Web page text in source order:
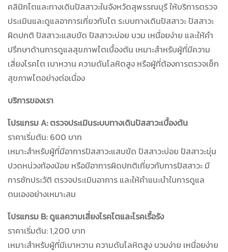
คลินิกไตและทางเดินปัสสาวะในจังหวัดสุพรรณบุรี ให้บริการตรวจ
ประเมินและดูแลอาการเกี่ยวกับไต ระบบทางเดินปัสสาวะ ปัสสาวะ
ผิดปกติ ปัสสาวะแสบขัด ปัสสาวะบ่อย บวม เหนื่อยง่าย และให้คำ
ปรึกษาด้านการดูแลสุขภาพไตเบื้องต้น เหมาะสำหรับผู้ที่มีความ
เสี่ยงโรคไต เบาหวาน ความดันโลหิตสูง หรือผู้ที่ต้องการตรวจเช็ก
สุขภาพไตอย่างต่อเนื่อง
บริการของเรา
โปรแกรม A: ตรวจประเมินระบบทางเดินปัสสาวะเบื้องต้น
ราคาเริ่มต้น: 600 บาท
เหมาะสำหรับผู้ที่มีอาการปัสสาวะแสบขัด ปัสสาวะบ่อย ปัสสาวะขุ่น
ปวดหน่วงท้องน้อย หรือมีอาการผิดปกติเกี่ยวกับการปัสสาวะ มี
การซักประวัติ ตรวจประเมินอาการ และให้คำแนะนำในการดูแล
ตนเองอย่างเหมาะสม
โปรแกรม B: ดูแลความเสี่ยงโรคไตและโรคเรื้อรัง
ราคาเริ่มต้น: 1,200 บาท
เหมาะสำหรับผู้ที่มีเบาหวาน ความดันโลหิตสูง บวมง่าย เหนื่อยง่าย